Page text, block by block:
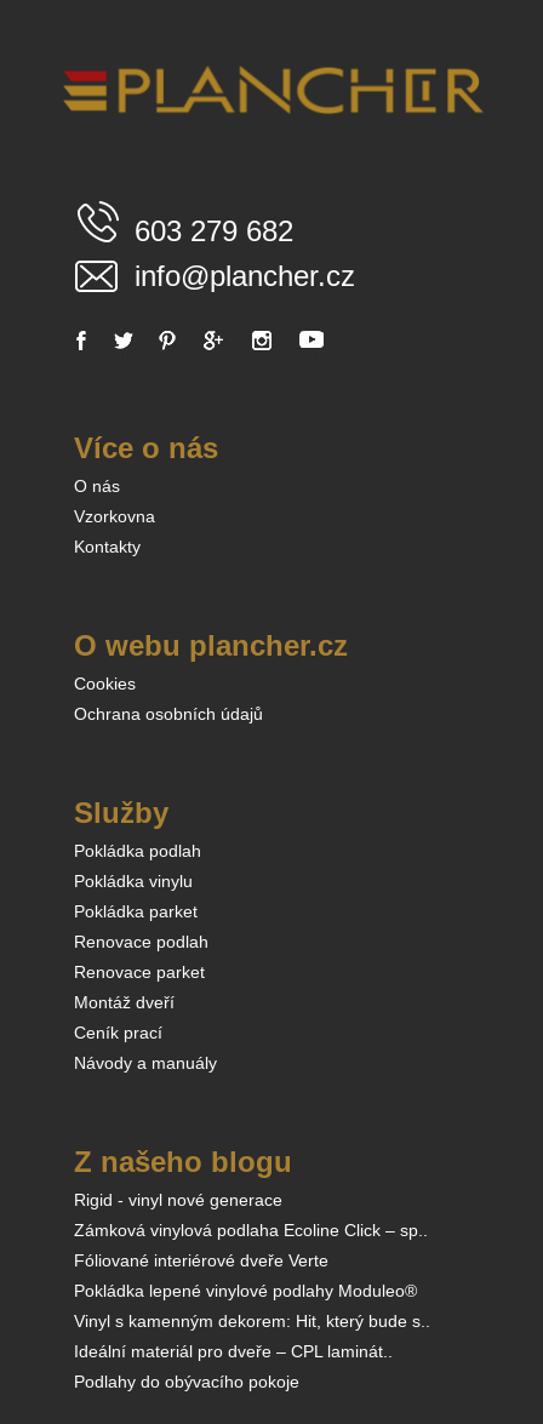
603 279 682
info@plancher.cz
Více o nás
O nás
Vzorkovna
Kontakty
O webu plancher.cz
Cookies
Ochrana osobních údajů
Služby
Pokládka podlah
Pokládka vinylu
Pokládka parket
Renovace podlah
Renovace parket
Montáž dveří
Ceník prací
Návody a manuály
Z našeho blogu
Rigid - vinyl nové generace
Zámková vinylová podlaha Ecoline Click – sp..
Fóliované interiérové dveře Verte
Pokládka lepené vinylové podlahy Moduleo®
Vinyl s kamenným dekorem: Hit, který bude s..
Ideální materiál pro dveře – CPL laminát..
Podlahy do obývacího pokoje